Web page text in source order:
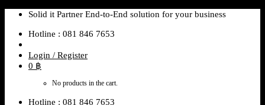
Skip
content
Solid it Partner End-to-End solution for your business
Hotline : 081 846 7653
Login / Register
0 ฿
No products in the cart.
Hotline : 081 846 7653